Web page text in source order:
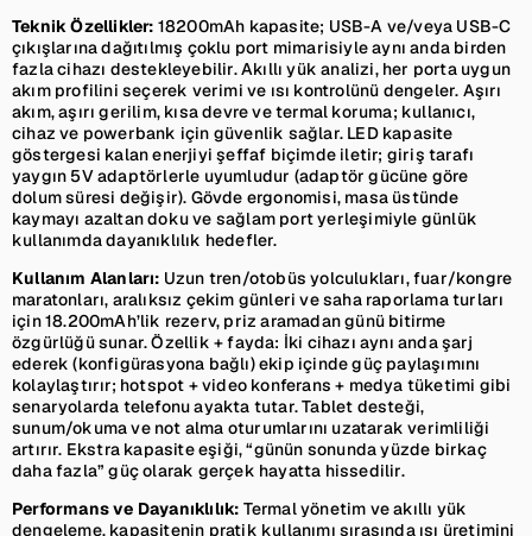
Teknik Özellikler: 18200mAh kapasite; USB-A ve/veya USB-C
çıkışlarına dağıtılmış çoklu port mimarisiyle aynı anda birden
fazla cihazı destekleyebilir. Akıllı yük analizi, her porta uygun
akım profilini seçerek verimi ve ısı kontrolünü dengeler. Aşırı
akım, aşırı gerilim, kısa devre ve termal koruma; kullanıcı,
cihaz ve powerbank için güvenlik sağlar. LED kapasite
göstergesi kalan enerjiyi şeffaf biçimde iletir; giriş tarafı
yaygın 5V adaptörlerle uyumludur (adaptör gücüne göre
dolum süresi değişir). Gövde ergonomisi, masa üstünde
kaymayı azaltan doku ve sağlam port yerleşimiyle günlük
kullanımda dayanıklılık hedefler.
Kullanım Alanları: Uzun tren/otobüs yolculukları, fuar/kongre
maratonları, aralıksız çekim günleri ve saha raporlama turları
için 18.200mAh’lik rezerv, priz aramadan günü bitirme
özgürlüğü sunar. Özellik + fayda: İki cihazı aynı anda şarj
ederek (konfigürasyona bağlı) ekip içinde güç paylaşımını
kolaylaştırır; hotspot + video konferans + medya tüketimi gibi
senaryolarda telefonu ayakta tutar. Tablet desteği,
sunum/okuma ve not alma oturumlarını uzatarak verimliliği
artırır. Ekstra kapasite eşiği, “günün sonunda yüzde birkaç
daha fazla” güç olarak gerçek hayatta hissedilir.
Performans ve Dayanıklılık: Termal yönetim ve akıllı yük
dengeleme, kapasitenin pratik kullanımı sırasında ısı üretimini